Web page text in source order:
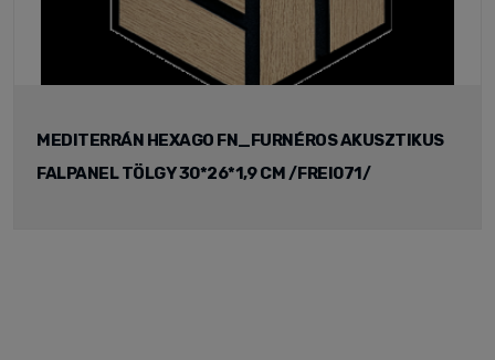
MEDITERRÁN HEXAGO FN_FURNÉROS AKUSZTIKUS
FALPANEL TÖLGY 30*26*1,9 CM /FREI071/